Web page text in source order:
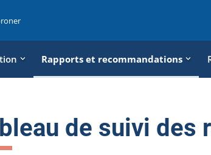
Rapports et recommandations
de suivi des